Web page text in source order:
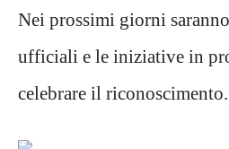
Nei prossimi giorni
ufficiali e le iniziative in
celebrare il riconoscimento.